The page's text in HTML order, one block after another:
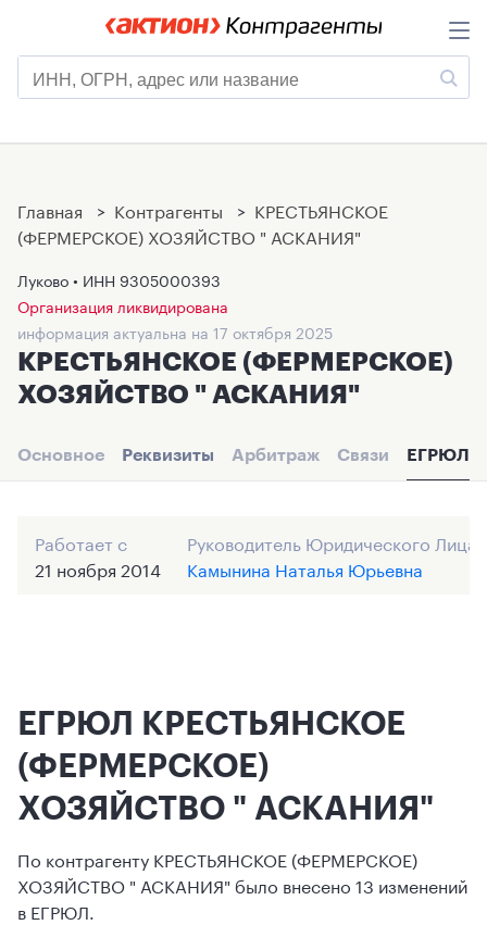
Главная > Контрагенты > КРЕСТЬЯНСКОЕ
(ФЕРМЕРСКОЕ) ХОЗЯЙСТВО " АСКАНИЯ"
Луково • ИНН 9305000393
Организация ликвидирована
информация актуальна на 17 октября 2025
КРЕСТЬЯНСКОЕ (ФЕРМЕРСКОЕ)
ХОЗЯЙСТВО " АСКАНИЯ"
Основное Реквизиты Арбитраж Связи ЕГРЮЛ
Работает с
21 ноября 2014
Руководитель Юридического Лица
Камынина Наталья Юрьевна
ЕГРЮЛ КРЕСТЬЯНСКОЕ
(ФЕРМЕРСКОЕ)
ХОЗЯЙСТВО " АСКАНИЯ"
По контрагенту КРЕСТЬЯНСКОЕ (ФЕРМЕРСКОЕ)
ХОЗЯЙСТВО " АСКАНИЯ" было внесено 13 изменений
в ЕГРЮЛ.